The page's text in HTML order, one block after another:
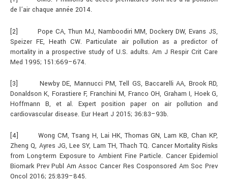
de l’air chaque année 2014.
[2] Pope CA, Thun MJ, Namboodiri MM, Dockery DW, Evans JS,
Speizer FE, Heath CW. Particulate air pollution as a predictor of
mortality in a prospective study of U.S. adults. Am J Respir Crit Care
Med 1995; 151:669–674.
[3] Newby DE, Mannucci PM, Tell GS, Baccarelli AA, Brook RD,
Donaldson K, Forastiere F, Franchini M, Franco OH, Graham I, Hoek G,
Hoffmann B, et al. Expert position paper on air pollution and
cardiovascular disease. Eur Heart J 2015; 36:83–93b.
[4] Wong CM, Tsang H, Lai HK, Thomas GN, Lam KB, Chan KP,
Zheng Q, Ayres JG, Lee SY, Lam TH, Thach TQ. Cancer Mortality Risks
from Long-term Exposure to Ambient Fine Particle. Cancer Epidemiol
Biomark Prev Publ Am Assoc Cancer Res Cosponsored Am Soc Prev
Oncol 2016; 25:839–845.